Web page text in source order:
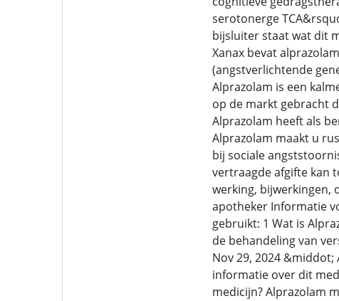
serotonerge
bijsluiter staat wat dit
Xanax bevat
(angstverlichtende
Alprazolam is een
op de markt gebracht
Alprazolam heeft als
Alprazolam maakt u
bij sociale
vertraagde afgifte kan
werking, bijwerkingen,
apotheker Informatie
gebruikt: 1 Wat is
de behandeling van
Nov 29, 2024
informatie over dit
medicijn? Alprazolam